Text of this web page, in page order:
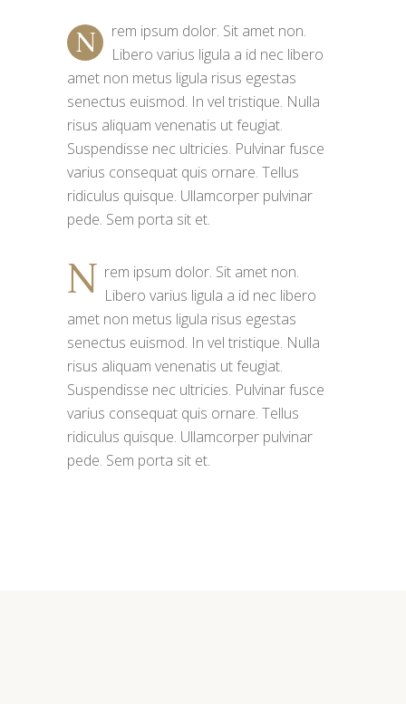
N
rem ipsum dolor. Sit amet non.
Libero varius ligula a id nec libero
amet non metus ligula risus egestas
senectus euismod. In vel tristique. Nulla
risus aliquam venenatis ut feugiat.
Suspendisse nec ultricies. Pulvinar fusce
varius consequat quis ornare. Tellus
ridiculus quisque. Ullamcorper pulvinar
pede. Sem porta sit et.
N rem ipsum dolor. Sit amet non.
Libero varius ligula a id nec libero
amet non metus ligula risus egestas
senectus euismod. In vel tristique. Nulla
risus aliquam venenatis ut feugiat.
Suspendisse nec ultricies. Pulvinar fusce
varius consequat quis ornare. Tellus
ridiculus quisque. Ullamcorper pulvinar
pede. Sem porta sit et.